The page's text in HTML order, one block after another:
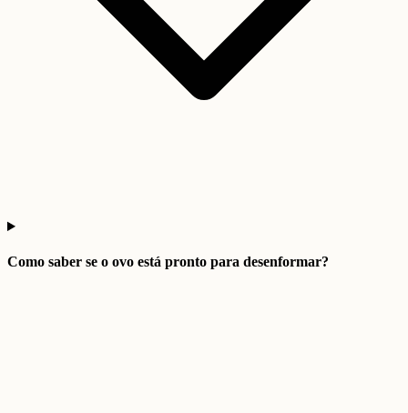
Como saber se o ovo está pronto para desenformar?